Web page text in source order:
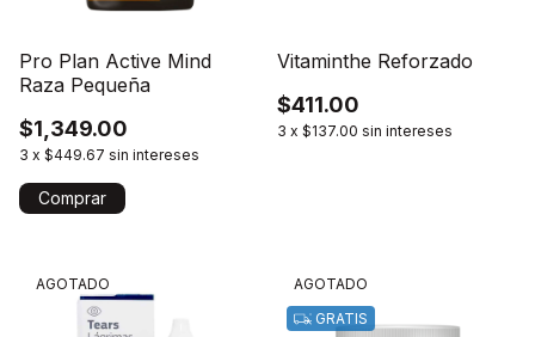
Pro Plan Active Mind
Raza Pequeña
$1,349.00
3 x $449.67 sin intereses
Comprar
Vitaminthe Reforzado
$411.00
3 x $137.00 sin intereses
AGOTADO
AGOTADO
GRATIS